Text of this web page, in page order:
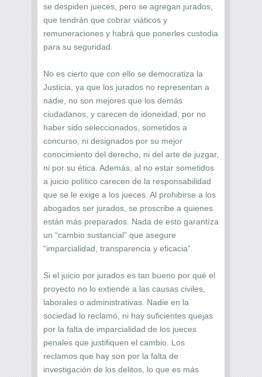
se despiden jueces, pero se agregan jurados,
que tendrán que cobrar viáticos y
remuneraciones y habrá que ponerles custodia
para su seguridad.
No es cierto que con ello se democratiza la
Justicia, ya que los jurados no representan a
nadie, no son mejores que los demás
ciudadanos, y carecen de idoneidad, por no
haber sido seleccionados, sometidos a
concurso, ni designados por su mejor
conocimiento del derecho, ni del arte de juzgar,
ni por su ética. Además, al no estar sometidos
a juicio político carecen de la responsabilidad
que se le exige a los jueces. Al prohibirse a los
abogados ser jurados, se proscribe a quienes
están más preparados. Nada de esto garantíza
un “cambio sustancial” que asegure
“imparcialidad, transparencia y eficacia”.
Si el juicio por jurados es tan bueno por qué el
proyecto no lo extiende a las causas civiles,
laborales o administrativas. Nadie en la
sociedad lo reclamó, ni hay suficientes quejas
por la falta de imparcialidad de los jueces
penales que justifiquen el cambio. Los
reclamos que hay son por la falta de
investigación de los delitos, lo que es más